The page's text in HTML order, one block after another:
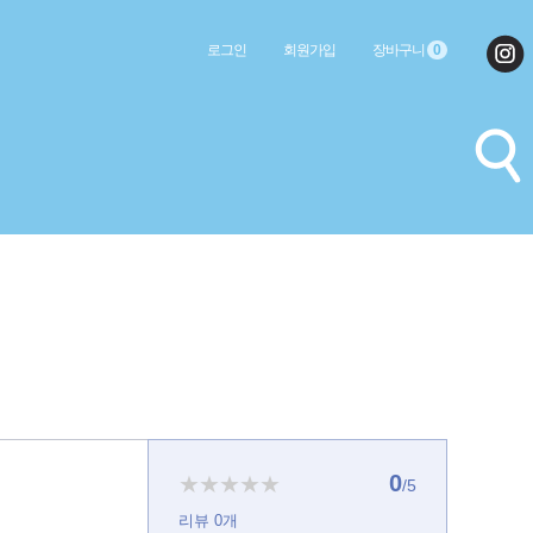
로그인 회원가입 장바구니 0
★★★★★ 0/5
리뷰 0개